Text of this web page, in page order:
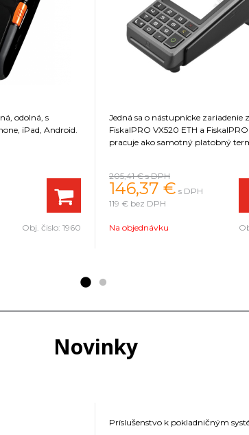
odolná, s
iPad, Android.
Obj. čislo: 1960
Jedná sa o nástupnícke zariadenie
FiskalPRO VX520 ETH a
pracuje ako samotný platobný
205,41 €s DPH
146,37 € s DPH
119 € bez DPH
Na objednávku
Novinky
Príslušenstvo k pokladničným